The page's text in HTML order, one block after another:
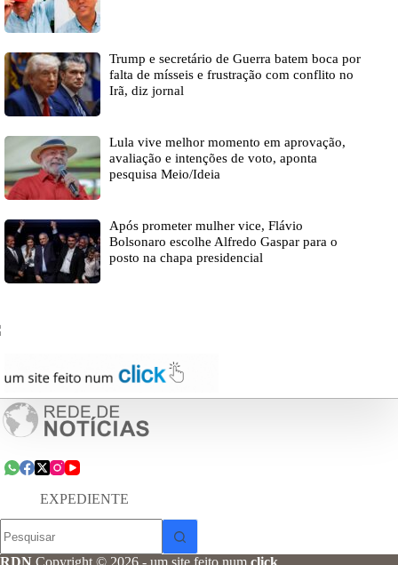
Trump e secretário de Guerra batem boca por
falta de mísseis e frustração com conflito no
Irã, diz jornal
Lula vive melhor momento em aprovação,
avaliação e intenções de voto, aponta
pesquisa Meio/Ideia
Após prometer mulher vice, Flávio
Bolsonaro escolhe Alfredo Gaspar para o
posto na chapa presidencial
EXPEDIENTE
resultados
RDN Copyright © 2026 - um site feito num click